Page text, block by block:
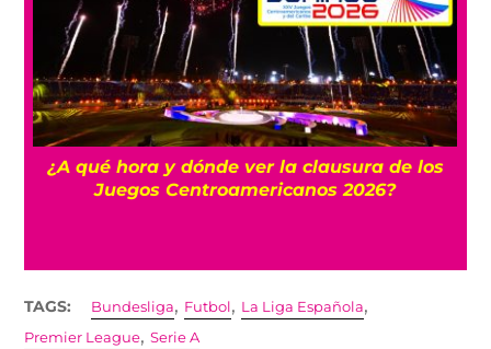
¿A qué hora y dónde ver la clausura de los
Juegos Centroamericanos 2026?
TAGS: Bundesliga, Futbol, La Liga Española,
Premier League,Serie A